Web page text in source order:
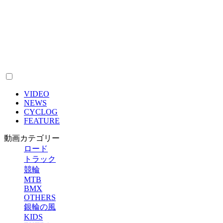
VIDEO
NEWS
CYCLOG
FEATURE
動画カテゴリー
ロード
トラック
競輪
MTB
BMX
OTHERS
銀輪の風
KIDS